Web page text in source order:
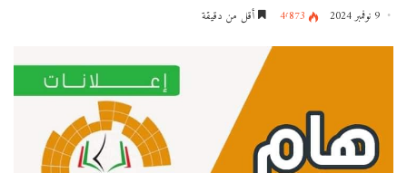
9 نوفمبر 2024 4٬873 أقل من دقيقة